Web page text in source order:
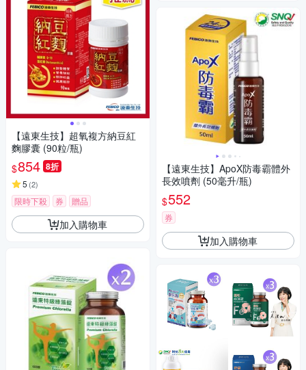
【遠東生技】超氧複方納豆紅
麴膠囊 (90粒/瓶)
$854 8折
5 (2)
限時下殺 券 贈品
加入購物車
【遠東生技】ApoX防毒霸體外
長效噴劑 (50毫升/瓶)
$552
券
加入購物車